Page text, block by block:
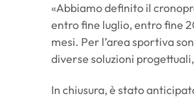
«Abbiamo definito il
entro fine luglio, entro fine
mesi. Per l’area sportiva
diverse soluzioni
In chiusura, è stato